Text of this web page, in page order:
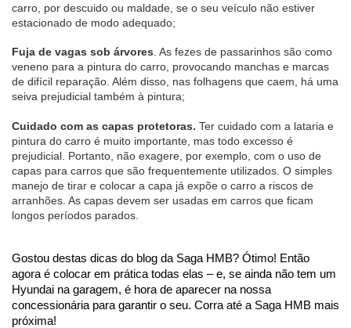
carro, por descuido ou maldade, se o seu veículo não estiver
estacionado de modo adequado;
Fuja de vagas sob árvores. As fezes de passarinhos são como
veneno para a pintura do carro, provocando manchas e marcas
de difícil reparação. Além disso, nas folhagens que caem, há uma
seiva prejudicial também à pintura;
Cuidado com as capas protetoras. Ter cuidado com a lataria e
pintura do carro é muito importante, mas todo excesso é
prejudicial. Portanto, não exagere, por exemplo, com o uso de
capas para carros que são frequentemente utilizados. O simples
manejo de tirar e colocar a capa já expõe o carro a riscos de
arranhões. As capas devem ser usadas em carros que ficam
longos períodos parados.
Gostou destas dicas do blog da Saga HMB? Ótimo! Então
agora é colocar em prática todas elas – e, se ainda não tem um
Hyundai na garagem, é hora de aparecer na nossa
concessionária para garantir o seu. Corra até a Saga HMB mais
próxima!